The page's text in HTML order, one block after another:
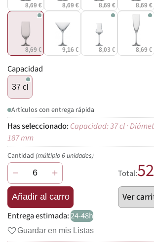
8,69 € 8,69 € 8,69 € 8,69 €
8,69 € 9,16 € 8,03 € 8,69 €
Capacidad
37 cl
Artículos con entrega rápida
Capacidad: 37 cl ·
187 mm
Cantidad (múltiplo 6 unidades)
− +
Añadir al carro
Total:52
Ver
Entrega estimada:24-48h
Guardar en mis Listas